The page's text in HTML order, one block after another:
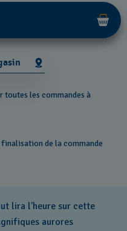
les commandes à
de la commande
lira l’heure sur cette
aurores